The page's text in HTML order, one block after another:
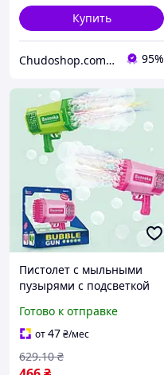
Купить
Chudoshop.com.ua 95%
Пистолет с мыльными
пузырями с подсветкой
зарядка 2 бутылочки
мыльного раствора для
детей
Готово к отправке
от47₴/мес
629.10 ₴